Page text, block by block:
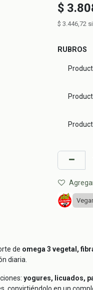
$
$ 3.446,72
RUBROS
de omega 3 vegetal,
diaria.
yogures, licuados,